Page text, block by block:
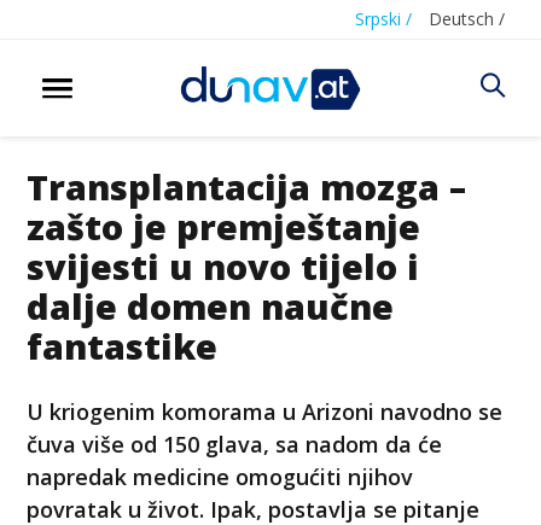
Srpski / Deutsch /
Transplantacija mozga –
zašto je premještanje
svijesti u novo tijelo i
dalje domen naučne
fantastike
U kriogenim komorama u Arizoni navodno se
čuva više od 150 glava, sa nadom da će
napredak medicine omogućiti njihov
povratak u život. Ipak, postavlja se pitanje